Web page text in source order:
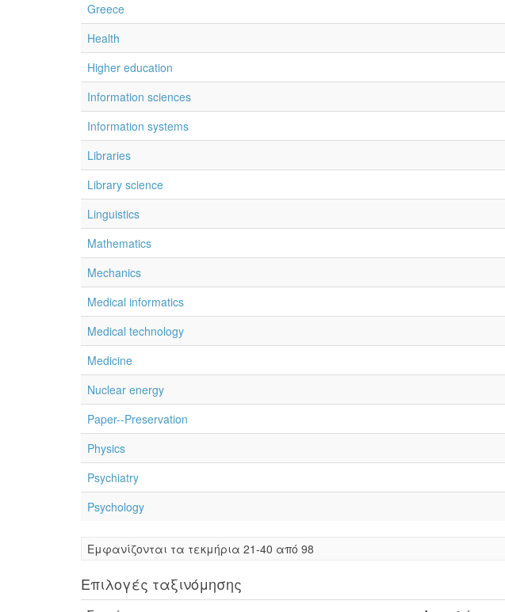
Greece
Health
Higher education
Information sciences
Information systems
Libraries
Library science
Linguistics
Mathematics
Mechanics
Medical informatics
Medical technology
Medicine
Nuclear energy
Paper--Preservation
Physics
Psychiatry
Psychology
Eμφανίζονται τα τεκμήρια 21-40 από 98
Επιλογές ταξινόμησης